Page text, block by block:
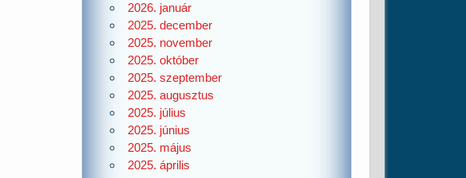
2026. január
2025. december
2025. november
2025. október
2025. szeptember
2025. augusztus
2025. július
2025. június
2025. május
2025. április